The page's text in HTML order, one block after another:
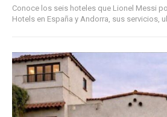
Conoce los seis hoteles que Lionel Messi
Hotels en España y Andorra, sus servicios,